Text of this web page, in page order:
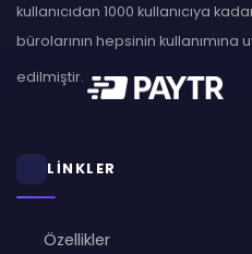
kullanıcıdan 1000 kullanıcıya
bürolarının hepsinin
edilmiştir.
LİNKLER
Özellikler